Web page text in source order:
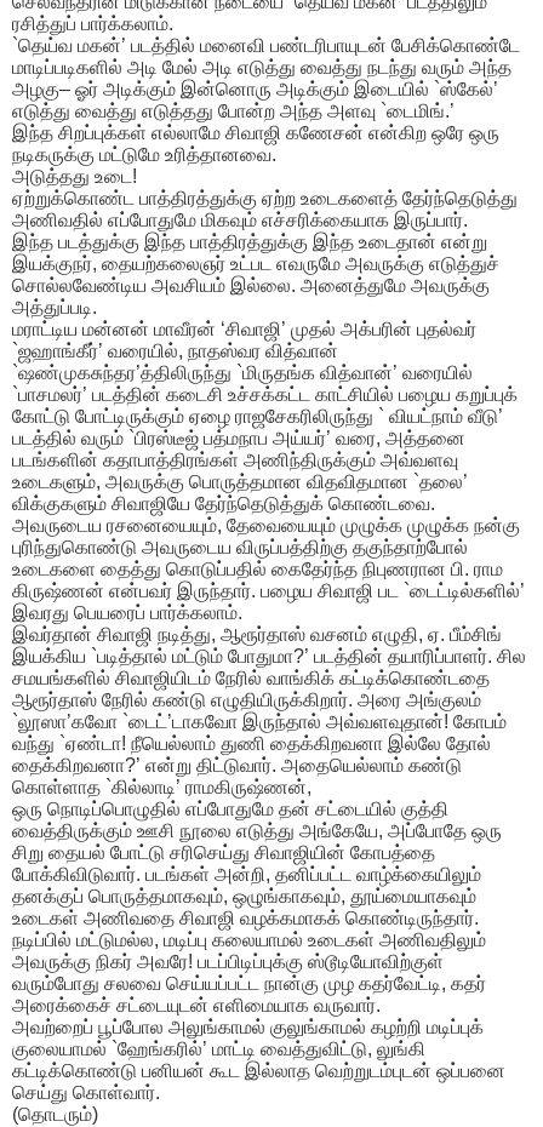
ரசித்துப் பார்க்கலாம்.
`தெய்வ மகன்’ படத்தில் மனைவி பண்டரிபாயுடன் பேசிக்கொண்டே
மாடிப்படிகளில் அடி மேல் அடி எடுத்து வைத்து நடந்து வரும் அந்த
அழகு– ஓர் அடிக்கும் இன்னொரு அடிக்கும் இடையில் `ஸ்கேல்’
எடுத்து வைத்து எடுத்தது போன்ற அந்த அளவு `டைமிங்.’
இந்த சிறப்புக்கள் எல்லாமே சிவாஜி கணேசன் என்கிற ஒரே ஒரு
நடிகருக்கு மட்டுமே உரித்தானவை.
அடுத்தது உடை!
ஏற்றுக்கொண்ட பாத்திரத்துக்கு ஏற்ற உடைகளைத் தேர்ந்தெடுத்து
அணிவதில் எப்போதுமே மிகவும் எச்சரிக்கையாக இருப்பார்.
இந்த படத்துக்கு இந்த பாத்திரத்துக்கு இந்த உடைதான் என்று
இயக்குநர், தையற்கலைஞர் உட்பட எவருமே அவருக்கு எடுத்துச்
சொல்லவேண்டிய அவசியம் இல்லை. அனைத்துமே அவருக்கு
அத்துப்படி.
மராட்டிய மன்னன் மாவீரன் ‘சிவாஜி’ முதல் அக்பரின் புதல்வர்
`ஜஹாங்கீர்’ வரையில், நாதஸ்வர வித்வான்
`ஷண்முகசுந்தர’த்திலிருந்து `மிருதங்க வித்வான்’ வரையில்
`பாசமலர்’ படத்தின் கடைசி உச்சக்கட்ட காட்சியில் பழைய கறுப்புக்
கோட்டு போட்டிருக்கும் ஏழை ராஜசேகரிலிருந்து ` வியட்நாம் வீடு’
படத்தில் வரும் `பிரஸ்டீஜ் பத்மநாப அய்யர்’ வரை, அத்தனை
படங்களின் கதாபாத்திரங்கள் அணிந்திருக்கும் அவ்வளவு
உடைகளும், அவருக்கு பொருத்தமான விதவிதமான `தலை’
விக்குகளும் சிவாஜியே தேர்ந்தெடுத்துக் கொண்டவை.
அவருடைய ரசனையையும், தேவையையும் முழுக்க முழுக்க நன்கு
புரிந்துகொண்டு அவருடைய விருப்பத்திற்கு தகுந்தாற்போல்
உடைகளை தைத்து கொடுப்பதில் கைதேர்ந்த நிபுணரான பி. ராம
கிருஷ்ணன் என்பவர் இருந்தார். பழைய சிவாஜி பட `டைட்டில்களில்’
இவரது பெயரைப் பார்க்கலாம்.
இவர்தான் சிவாஜி நடித்து, ஆரூர்தாஸ் வசனம் எழுதி, ஏ. பீம்சிங்
இயக்கிய `படித்தால் மட்டும் போதுமா?’ படத்தின் தயாரிப்பாளர். சில
சமயங்களில் சிவாஜியிடம் நேரில் வாங்கிக் கட்டிக்கொண்டதை
ஆரூர்தாஸ் நேரில் கண்டு எழுதியிருக்கிறார். அரை அங்குலம்
`லூஸா’கவோ `டைட்’டாகவோ இருந்தால் அவ்வளவுதான்! கோபம்
வந்து `ஏண்டா! நீயெல்லாம் துணி தைக்கிறவனா இல்லே தோல்
தைக்கிறவனா?’ என்று திட்டுவார். அதையெல்லாம் கண்டு
கொள்ளாத `கில்லாடி’ ராமகிருஷ்ணன்,
ஒரு நொடிப்பொழுதில் எப்போதுமே தன் சட்டையில் குத்தி
வைத்திருக்கும் ஊசி நூலை எடுத்து அங்கேயே, அப்போதே ஒரு
சிறு தையல் போட்டு சரிசெய்து சிவாஜியின் கோபத்தை
போக்கிவிடுவார். படங்கள் அன்றி, தனிப்பட்ட வாழ்க்கையிலும்
தனக்குப் பொருத்தமாகவும், ஒழுங்காகவும், தூய்மையாகவும்
உடைகள் அணிவதை சிவாஜி வழக்கமாகக் கொண்டிருந்தார்.
நடிப்பில் மட்டுமல்ல, மடிப்பு கலையாமல் உடைகள் அணிவதிலும்
அவருக்கு நிகர் அவரே! படப்பிடிப்புக்கு ஸ்டூடியோவிற்குள்
வரும்போது சலவை செய்யப்பட்ட நான்கு முழ கதர்வேட்டி, கதர்
அரைக்கைச் சட்டையுடன் எளிமையாக வருவார்.
அவற்றைப் பூப்போல அலுங்காமல் குலுங்காமல் கழற்றி மடிப்புக்
குலையாமல் `ஹேங்கரில்’ மாட்டி வைத்துவிட்டு, லுங்கி
கட்டிக்கொண்டு பனியன் கூட இல்லாத வெற்றுடம்புடன் ஒப்பனை
செய்து கொள்வார்.
(தொடரும்)